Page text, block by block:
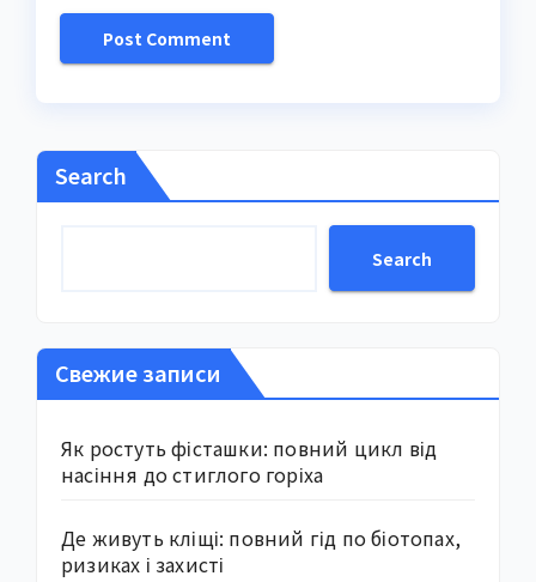
Search
Search
Свежие записи
Як ростуть фісташки: повний цикл від
насіння до стиглого горіха
Де живуть кліщі: повний гід по біотопах,
ризиках і захисті